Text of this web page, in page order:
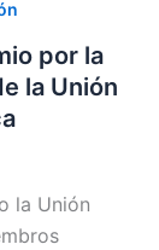
por la
la Unión
la Unión